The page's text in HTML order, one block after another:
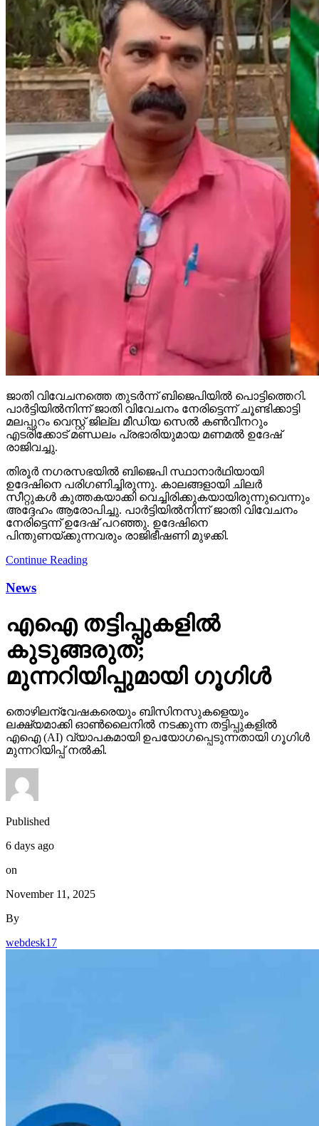
ജാതി വിവേചനത്തെ തുടര്‍ന്ന് ബിജെപിയില്‍ പൊട്ടിത്തെറി.
പാര്‍ട്ടിയില്‍നിന്ന് ജാതി വിവേചനം നേരിട്ടെന്ന് ചൂണ്ടിക്കാട്ടി
മലപ്പുറം വെസ്റ്റ് ജില്ല മീഡിയ സെല്‍ കണ്‍വീനറും
എടരിക്കോട് മണ്ഡലം പ്രഭാരിയുമായ മണമല്‍ ഉദേഷ്
രാജിവച്ചു.
തിരൂര്‍ നഗരസഭയില്‍ ബിജെപി സ്ഥാനാര്‍ഥിയായി
ഉദേഷിനെ പരിഗണിച്ചിരുന്നു. കാലങ്ങളായി ചിലര്‍
സീറ്റുകള്‍ കുത്തകയാക്കി വെച്ചിരിക്കുകയായിരുന്നുവെന്നും
അദ്ദേഹം ആരോപിച്ചു. പാര്‍ട്ടിയില്‍നിന്ന് ജാതി വിവേചനം
നേരിട്ടെന്ന് ഉദേഷ് പറഞ്ഞു. ഉദേഷിനെ
പിന്തുണയ്ക്കുന്നവരും രാജിഭീഷണി മുഴക്കി.
Continue Reading
News
എഐ തട്ടിപ്പുകളില്‍
കുടുങ്ങരുത്;
മുന്നറിയിപ്പുമായി ഗൂഗിള്‍
തൊഴിലന്വേഷകരെയും ബിസിനസുകളെയും
ലക്ഷ്യമാക്കി ഓണ്‍ലൈനില്‍ നടക്കുന്ന തട്ടിപ്പുകളില്‍
എഐ (AI) വ്യാപകമായി ഉപയോഗപ്പെടുന്നതായി ഗൂഗിള്‍
മുന്നറിയിപ്പ് നല്‍കി.
Published
6 days ago
on
November 11, 2025
By
webdesk17